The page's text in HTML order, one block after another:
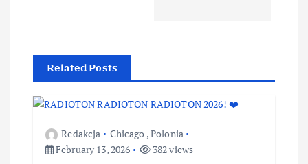
Related Posts
Redakcja Chicago ,Polonia
February 13, 2026
382 views